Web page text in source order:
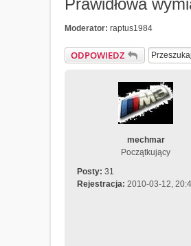
Prawidłowa
Moderator: raptus1984
ODPOWIEDZ
mechmar
Początkujący
Posty: 31
Rejestracja: 2010-03-12,